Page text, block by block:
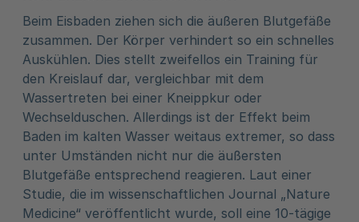
Beim Eisbaden ziehen sich die äußeren Blutgefäße
zusammen. Der Körper verhindert so ein schnelles
Auskühlen. Dies stellt zweifellos ein Training für
den Kreislauf dar, vergleichbar mit dem
Wassertreten bei einer Kneippkur oder
Wechselduschen. Allerdings ist der Effekt beim
Baden im kalten Wasser weitaus extremer, so dass
unter Umständen nicht nur die äußersten
Blutgefäße entsprechend reagieren. Laut einer
Studie, die im wissenschaftlichen Journal „Nature
Medicine“ veröffentlicht wurde, soll eine 10-tägige